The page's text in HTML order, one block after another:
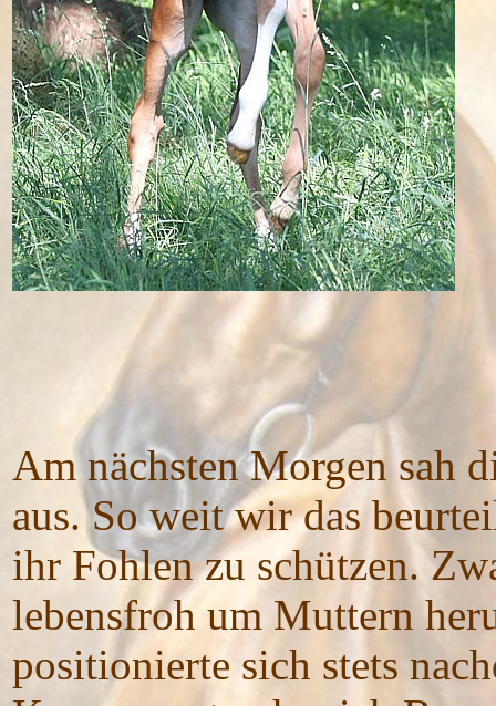
Am nächsten Morgen sah
aus. So weit wir das
ihr Fohlen zu schützen.
lebensfroh um Muttern
positionierte sich stets